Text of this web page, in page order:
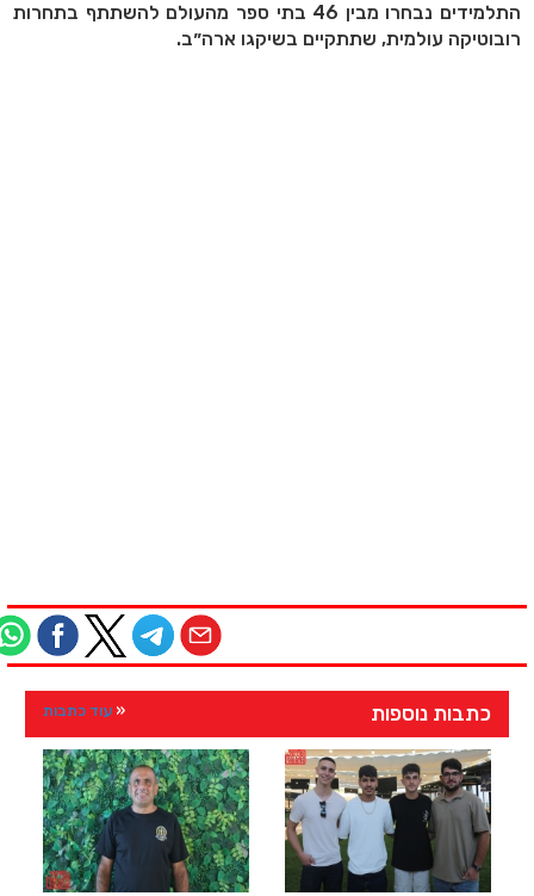
התלמידים נבחרו מבין 46 בתי ספר מהעולם להשתתף בתחרות
רובוטיקה עולמית, שתתקיים בשיקגו ארה״ב.
כתבות נוספות עוד כתבות